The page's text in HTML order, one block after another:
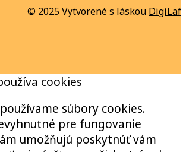
© 2025 Vytvorené s láskou DigiLaf
cookies
súbory cookies.
pre fungovanie
umožňujú poskytnúť vám